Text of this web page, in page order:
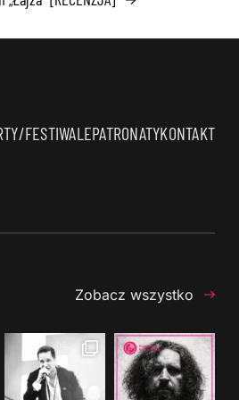
FESTIWALEPATRONATYKONTAKT
Zobacz wszystko